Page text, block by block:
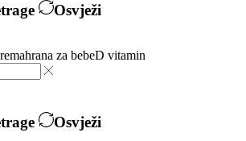
Osvježi
hrana za bebeD vitamin
Osvježi